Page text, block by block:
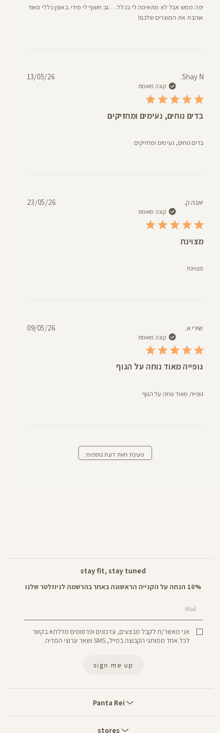
יפה ממש אבל לא מתאימה לי בכלל. . . גב חשוף לי מידי. באופן כללי מאוד
אוהבת את המוצרים שלכם!
Shay N.
קונה מאומת
בדים נוחים, נעימים ומחזיקים
בדים נוחים, נעימים ומחזיקים
תאריך13/05/26
יאנה ק.
קונה מאומת
מצוינת
מצוינת
23/05/26
שירי א.
קונה מאומת
גופייה מאוד נוחה על הגוף
גופייה מאוד נוחה על הגוף
תאריך09/05/26
טעינת חוות דעת נוספות
Rei
Panta Rei
stores
stay fit, stay tuned
10% הנחה על הקנייה הראשונה באתר בהרשמה לניוזלטר שלנו
Mail
אני מאשר/ת לקבל מבצעים, עדכונים ופרסומים מדלתא בקשר
לכל אחד ממותגי הקבוצה במייל, SMS ושאר ערוצי המדיה.
sign me up